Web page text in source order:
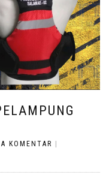
KOMENTAR